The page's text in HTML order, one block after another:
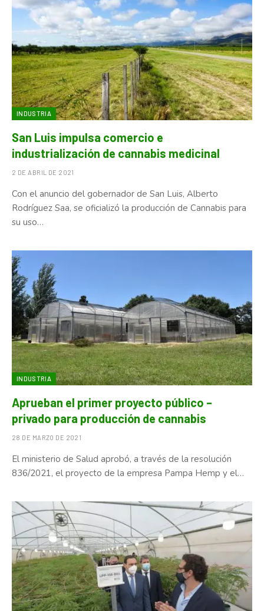
INDUSTRIA
San Luis impulsa comercio e
industrialización de cannabis medicinal
2 DE ABRIL DE 2021
Con el anuncio del gobernador de San Luis, Alberto
Rodríguez Saa, se oficializó la producción de Cannabis para
su uso…
INDUSTRIA
Aprueban el primer proyecto público –
privado para producción de cannabis
28 DE MARZO DE 2021
El ministerio de Salud aprobó, a través de la resolución
836/2021, el proyecto de la empresa Pampa Hemp y el…